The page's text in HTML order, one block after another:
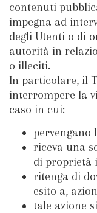
contenuti
impegna ad
degli Utenti o di
autorità in
o illeciti.
In particolare, il
interrompere la
caso in cui:
pervengano
riceva una
di proprietà
ritenga di
esito a,
tale azione